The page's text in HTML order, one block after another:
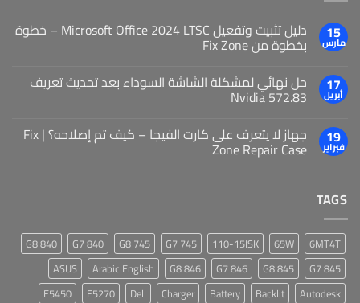
15
مارس
دليل تثبيت وتفعيل Microsoft Office 2024 LTSC – خطوة
بخطوة من Fix Zone
17
أبريل
حل نهائي لمشكلة الشاشة السوداء بعد تحديث تعريف
Nvidia 572.83
19
فبراير
جهاز لا يتعرف على كارت الفيجا – كيف تم إصلاحه؟ | Fix
Zone Repair Case
TAGS
6MT4T
65W
110-15ISK
745 G7
745 G8
840 G7
840 G8
845 G7
845 G8
846 G7
846 G8
Arabic English
ASUS
Autodesk
Backlit
Battery
Charger
Dell
E5270
E5450